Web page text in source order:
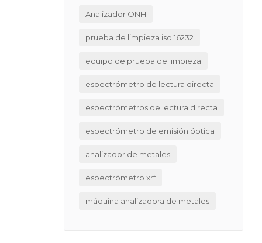
Analizador ONH
prueba de limpieza iso 16232
equipo de prueba de limpieza
espectrómetro de lectura directa
espectrómetros de lectura directa
espectrómetro de emisión óptica
analizador de metales
espectrómetro xrf
máquina analizadora de metales